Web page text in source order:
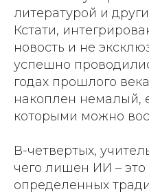
литературой и
Кстати,
новость и не
успешно
годах прошлого
накоплен немалый,
которыми можно
В-четвертых,
чего лишен ИИ – это
определенных